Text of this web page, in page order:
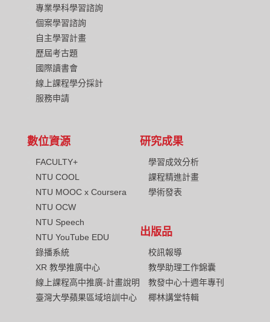
專業學科學習諮詢
個案學習諮詢
自主學習計畫
歷屆考古題
國際讀書會
線上課程學分採計
服務申請
數位資源
FACULTY+
NTU COOL
NTU MOOC x Coursera
NTU OCW
NTU Speech
NTU YouTube EDU
錄播系統
XR 教學推廣中心
線上課程高中推廣-計畫說明
臺灣大學蘋果區域培訓中心
研究成果
學習成效分析
課程精進計畫
學術發表
出版品
校訊報導
教學助理工作錦囊
教發中心十週年專刊
椰林講堂特輯